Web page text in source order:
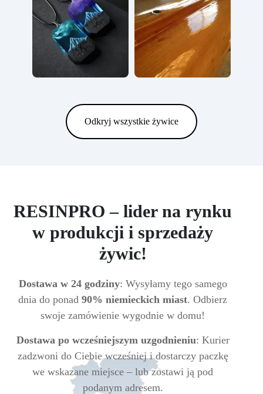
Odkryj wszystkie żywice
RESINPRO – lider na rynku
w produkcji i sprzedaży
żywic!
Dostawa w 24 godziny: Wysyłamy tego samego
dnia do ponad 90% niemieckich miast. Odbierz
swoje zamówienie wygodnie w domu!
Dostawa po wcześniejszym uzgodnieniu: Kurier
zadzwoni do Ciebie wcześniej i dostarczy paczkę
we wskazane miejsce – lub zostawi ją pod
podanym adresem.